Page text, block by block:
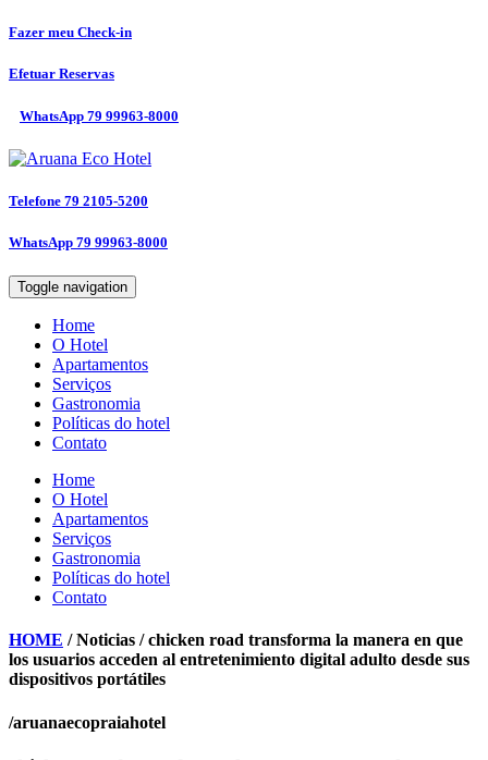
Fazer meu Check-in
Efetuar Reservas
WhatsApp 79 99963-8000
Telefone 79 2105-5200
WhatsApp 79 99963-8000
Toggle navigation
Home
O Hotel
Apartamentos
Serviços
Gastronomia
Políticas do hotel
Contato
Home
O Hotel
Apartamentos
Serviços
Gastronomia
Políticas do hotel
Contato
HOME / Noticias / chicken road transforma la manera en que
los usuarios acceden al entretenimiento digital adulto desde sus
dispositivos portátiles
/aruanaecopraiahotel